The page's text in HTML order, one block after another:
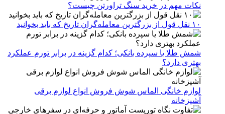
نکات مهم در خرید سنگ تراورتن چیست؟
۱۰ نقل قول از بزرگترین معامله‌گران تاریخ که باید بخوانید
شمش طلا یا سپرده بانکی؛ کدام گزینه در برابر تورم عملکرد
بهتری دارد؟
لوازم خانگی الماس شوش فروش انواع لوازم برقی
آشپزخانه